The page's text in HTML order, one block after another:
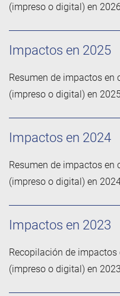
(impreso o digital) en
Impactos en 2025
Resumen de impactos en
(impreso o digital) en
Impactos en 2024
Resumen de impactos en
(impreso o digital) en
Impactos en 2023
Recopilación de
(impreso o digital) en